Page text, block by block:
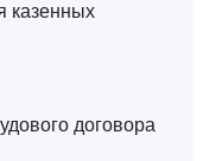
казенных
договора